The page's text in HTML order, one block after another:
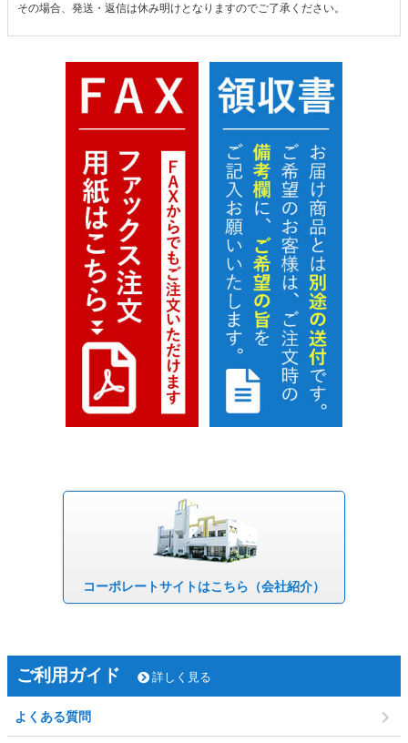
その場合、発送・返信は休み明けとなりますのでご了承ください。
コーポレートサイトはこちら （会社紹介）
ご利用ガイド 詳しく見る
よくある質問